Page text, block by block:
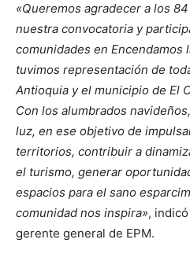
«Queremos agradecer a los
nuestra convocatoria y
comunidades en Encendamos
tuvimos representación de
Antioquia y el municipio de El
Con los alumbrados
luz, en ese objetivo de
territorios, contribuir a
el turismo, generar
espacios para el sano
comunidad nos inspira»,
gerente general de EPM.